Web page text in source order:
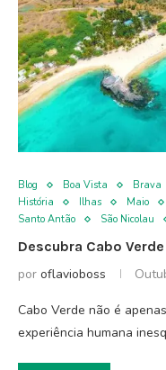
Blog Boa Vista Brava
História
Ilhas Maio
Santo Antão
São Nicolau
Descubra Cabo Verde
por oflavioboss
Cabo Verde não é
experiência humana